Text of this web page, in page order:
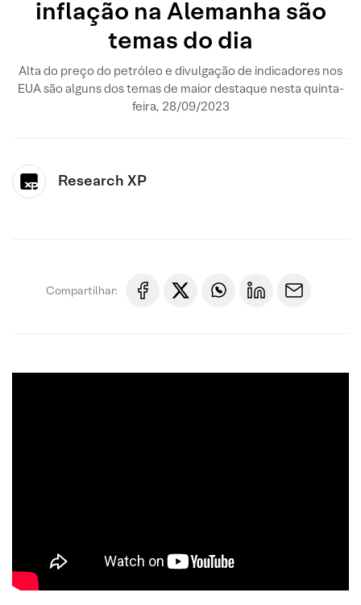
inflação na Alemanha são
temas do dia
Alta do preço do petróleo e divulgação de indicadores nos
EUA são alguns dos temas de maior destaque nesta quinta-
feira, 28/09/2023
Research XP
Compartilhar: